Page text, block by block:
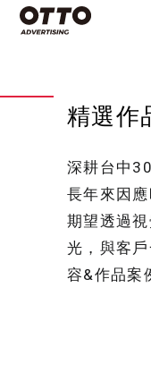
精選作
深耕台中
長年來因應
期望透過
光，與客
容&作品案